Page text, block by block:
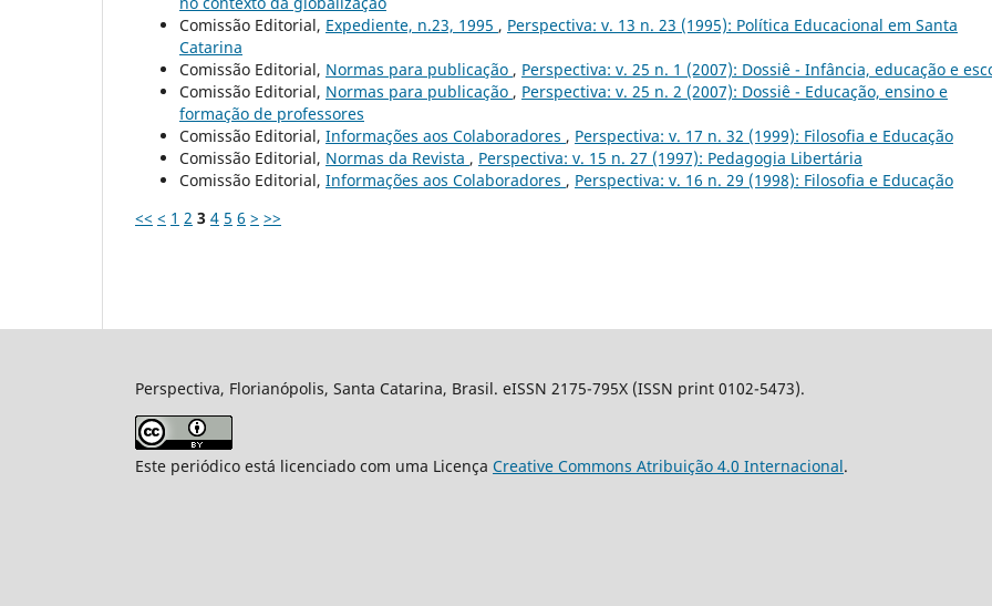
Comissão Editorial, Expediente, n.23, 1995 , Perspectiva: v. 13 n. 23 (1995): Política Educacional em Santa
Catarina
Comissão Editorial, Normas para publicação , Perspectiva: v. 25 n. 1 (2007): Dossiê - Infância, educação e
Comissão Editorial, Normas para publicação , Perspectiva: v. 25 n. 2 (2007): Dossiê - Educação, ensino e
formação de professores
Comissão Editorial, Informações aos Colaboradores , Perspectiva: v. 17 n. 32 (1999): Filosofia e Educação
Comissão Editorial, Normas da Revista , Perspectiva: v. 15 n. 27 (1997): Pedagogia Libertária
Comissão Editorial, Informações aos Colaboradores , Perspectiva: v. 16 n. 29 (1998): Filosofia e Educação
<< < 1 2 3 4 5 6 > >>
Perspectiva, Florianópolis, Santa Catarina, Brasil. eISSN 2175-795X (ISSN print 0102-5473).
Este periódico está licenciado com uma Licença Creative Commons Atribuição 4.0 Internacional.